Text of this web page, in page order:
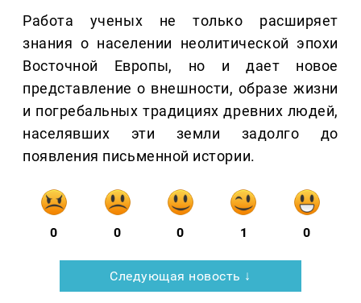
Работа ученых не только расширяет
знания о населении неолитической эпохи
Восточной Европы, но и дает новое
представление о внешности, образе жизни
и погребальных традициях древних людей,
населявших эти земли задолго до
появления письменной истории.
0 0 0 1 0
Следующая новость ↓